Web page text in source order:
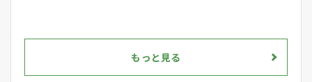
もっと見る